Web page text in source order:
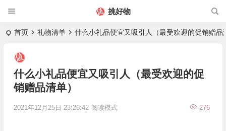
挑好物
首页 礼物清单 什么小礼品便宜又吸引人（最受欢迎的促销赠品
什么小礼品便宜又吸引人（最受欢迎的促
销赠品清单）
2021年12月25日 23:26:42 276
阅读模式